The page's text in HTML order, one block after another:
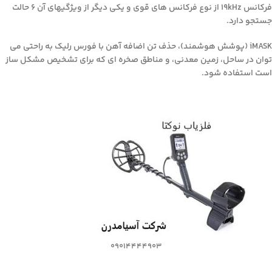
فرکانس ۱۹kHz از نوع فرکانس های قوی و یکی دیگر از ویژگیهای آن ۶ حالت
جستجو دارد.
iMASK (پوشش هوشمند)، حذف تن اضافه آهن با فورس رلیک به راحتی می
توان در ساحل، زمین معدنی، و مناطق صخره ای که برای تشخیص مشکل ساز
است استفاده شود.
09014444903